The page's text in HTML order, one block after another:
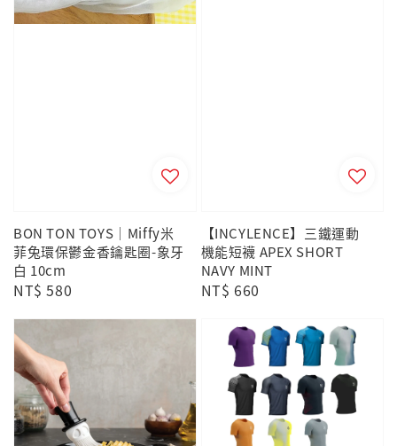
BON TON TOYS｜Miffy米
菲兔環保鬱金香鑰匙圈-象牙
白 10cm
Regular
NT$ 580
【INCYLENCE】三鐵運動
機能短襪 APEX SHORT
NAVY MINT
Regular
NT$ 660